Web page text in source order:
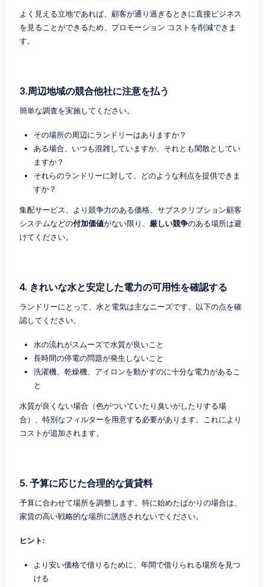
よく見える立地であれば、顧客が通り過ぎるときに直接ビジネス
を見ることができるため、プロモーション コストを削減できま
す。
3.周辺地域の競合他社に注意を払う
簡単な調査を実施してください。
その場所の周辺にランドリーはありますか？
ある場合、いつも混雑していますか、それとも閑散としてい
ますか？
それらのランドリーに対して、どのような利点を提供できま
すか？
集配サービス、より競争力のある価格、サブスクリプション顧客
システムなどの付加価値がない限り、 厳しい競争のある場所は避
けてください。
4. きれいな水と安定した電力の可用性を確認する
ランドリーにとって、水と電気は主なニーズです。以下の点を確
認してください。
水の流れがスムーズで水質が良いこと
長時間の停電の問題が発生しないこと
洗濯機、乾燥機、アイロンを動かすのに十分な電力があるこ
と
水質が良くない場合（色がついていたり臭いがしたりする場
合）、特別なフィルターを用意する必要があります。これにより
コストが追加されます。
5. 予算に応じた合理的な賃貸料
予算に合わせて場所を調整します。特に始めたばかりの場合は、
家賃の高い戦略的な場所に誘惑されないでください。
ヒント:
より安い価格で借りるために、年間で借りられる場所を見つ
ける